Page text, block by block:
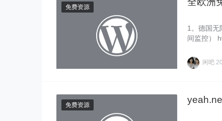
免费资源
1。德国无
间监控）
闲吧
免费资源